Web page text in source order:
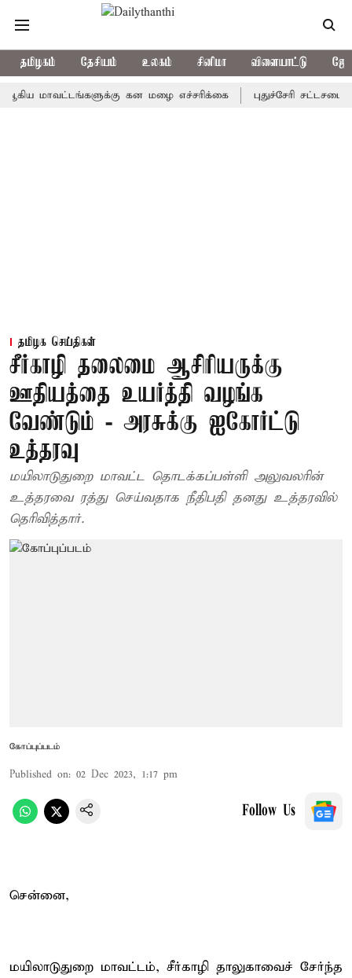
தமிழகம் தேசியம் உலகம் சினிமா விளையாட்டு
கன மழை எச்சரிக்கை புதுச்சேரி சட்டசபையில்
தமிழக செய்திகள்
சீர்காழி தலைமை ஆசிரியருக்கு
ஊதியத்தை உயர்த்தி வழங்க
வேண்டும் - அரசுக்கு ஐகோர்ட்டு
உத்தரவு
மயிலாடுதுறை மாவட்ட தொடக்கப்பள்ளி அலுவலரின்
உத்தரவை ரத்து செய்வதாக நீதிபதி தனது உத்தரவில்
தெரிவித்தார்.
கோப்புப்படம்
Published on: 02 Dec 2023, 1:17 pm
Follow Us
சென்னை,
மயிலாடுதுறை மாவட்டம், சீர்காழி தாலுகாவைச் சேர்ந்த